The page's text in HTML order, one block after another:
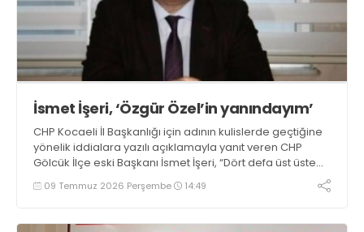
İsmet İşeri, ‘Özgür Özel’in yanındayım’
CHP Kocaeli İl Başkanlığı için adının kulislerde geçtiğine
yönelik iddialara yazılı açıklamayla yanıt veren CHP
Gölcük İlçe eski Başkanı İsmet İşeri, “Dört defa üst üste
seçilmiş genel başkanımız Özgür Özel’in yanındayım”
dedi
09 Temmuz 2026 Perşembe 14:49